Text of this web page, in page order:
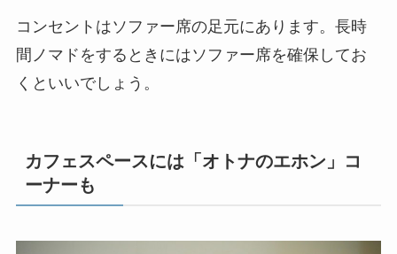
コンセントはソファー席の足元にあります。長時
間ノマドをするときにはソファー席を確保してお
くといいでしょう。
カフェスペースには「オトナのエホン」コ
ーナーも